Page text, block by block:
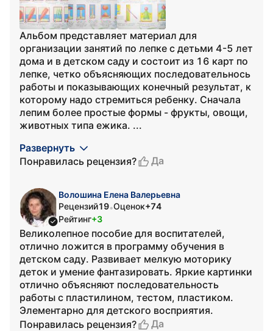
Альбом представляет материал для
организации занятий по лепке с детьми 4-5 лет
дома и в детском саду и состоит из 16 карт по
лепке, четко объясняющих последовательнось
работы и показывающих конечный результат, к
которому надо стремиться ребенку. Сначала
лепим более простые формы - фрукты, овощи,
животных типа ежика. ...
Развернуть
Понравилась рецензия?
Да
Волошина Елена Валерьевна
Рецензий19•Оценок+74
Рейтинг+3
Великолепное пособие для воспитателей,
отлично ложится в программу обучения в
детском саду. Развивает мелкую моторику
деток и умение фантазировать. Яркие картинки
отлично объясняют последовательность
работы с пластилином, тестом, пластиком.
Элементарно для детского восприятия.
Понравилась рецензия?
Да